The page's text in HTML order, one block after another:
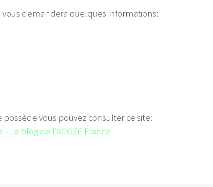
demandera quelques informations:
vous pouvez consulter ce site:
Le blog de l'ACOZE France